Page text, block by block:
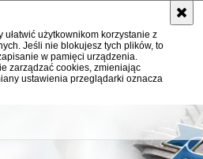
użytkownikom korzystanie z
Jeśli nie blokujesz tych plików, to
w pamięci urządzenia.
zarządzać cookies, zmieniając
ustawienia przeglądarki oznacza